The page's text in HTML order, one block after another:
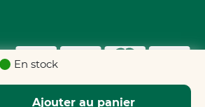
En stock
Ajouter au panier